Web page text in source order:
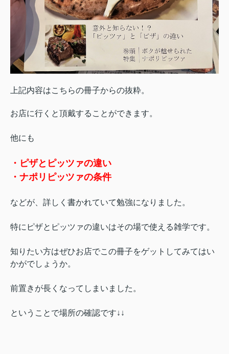
上記内容はこちらの冊子からの抜粋。
お店に行くと頂戴することができます。
他にも
・ピザとピッツァの違い
・ナポリピッツァの条件
などが、詳しく書かれていて勉強になりました。
特にピザとピッツァの違いはその場で使える雑学です。
知りたい方はぜひお店でこの冊子をゲットしてみてはい
かがでしょうか。
前置きが長くなってしまいました。
ということで場所の確認です↓↓